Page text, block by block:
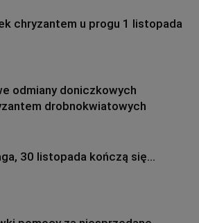
chryzantem u progu 1 listopada
odmiany doniczkowych
drobnokwiatowych
30 listopada kończą się…